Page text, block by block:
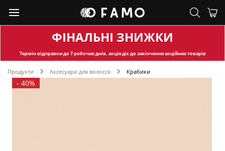
ФІНАЛЬНІ ЗНИЖКИ
Термін відправкидо 7 робочих днів, акція діє до закінчення акційних товарів
Продукти Аксесуари для волосся Крабики
- 40%